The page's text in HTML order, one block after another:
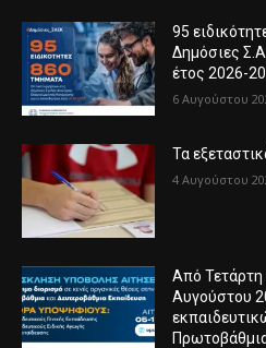
95
Δημόσιες
έτος 2026-
6 Αυγούστου
Τα
4 Αυγούστου
Από Τετάρτη
Αυγούστου